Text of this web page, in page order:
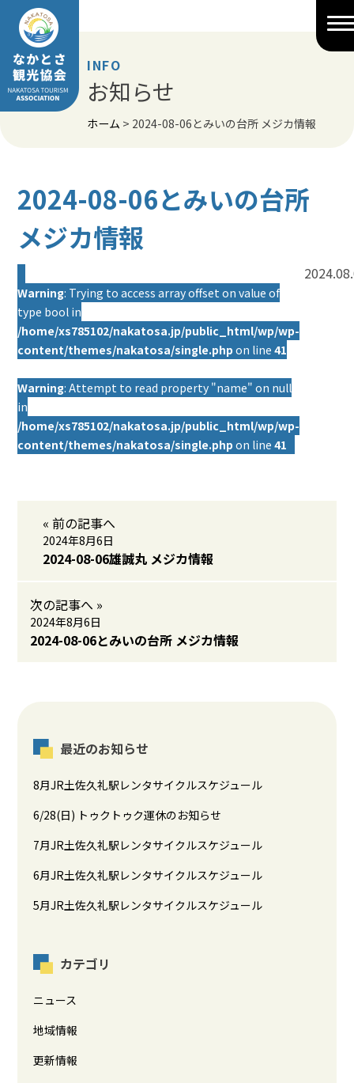
Skip
content
INFO
お知らせ
ホーム > 2024-08-06とみいの台所 メジカ情報
2024-08-06とみいの台所
メジカ情報
Warning: Trying to access array offset on value of
type bool in
/home/xs785102/nakatosa.jp/public_html/wp/wp-
content/themes/nakatosa/single.php on line41
Warning: Attempt to read property "name" on null
in
/home/xs785102/nakatosa.jp/public_html/wp/wp-
content/themes/nakatosa/single.php on line41
« 前の記事へ
2024年8月6日
2024-08-06雄誠丸 メジカ情報
次の記事へ »
2024年8月6日
2024-08-06とみいの台所 メジカ情報
最近のお知らせ
8月JR土佐久礼駅レンタサイクルスケジュール
6/28(日) トゥクトゥク運休のお知らせ
7月JR土佐久礼駅レンタサイクルスケジュール
6月JR土佐久礼駅レンタサイクルスケジュール
5月JR土佐久礼駅レンタサイクルスケジュール
カテゴリ
ニュース
地域情報
更新情報